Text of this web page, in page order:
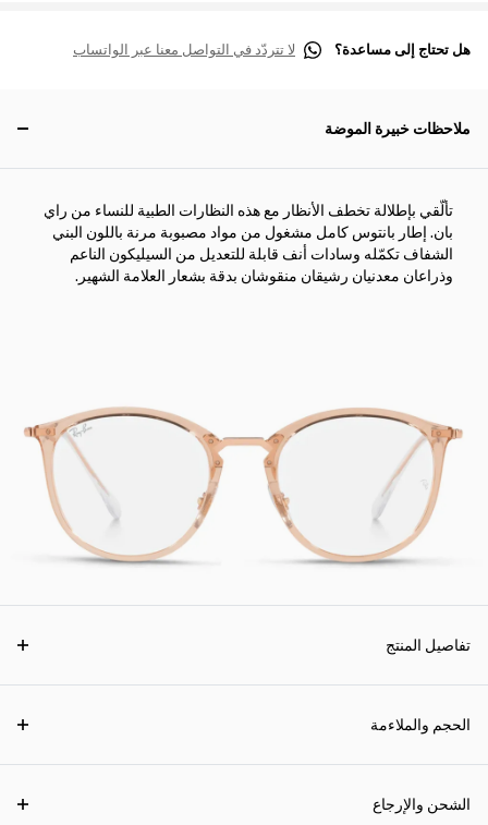
هل تحتاج إلى مساعدة؟ لا تتردّد في التواصل معنا عبر الواتساب
ملاحظات خبيرة الموضة
تألّقي بإطلالة تخطف الأنظار مع هذه النظارات الطبية للنساء من راي
بان. إطار بانتوس كامل مشغول من مواد مصبوبة مرنة باللون البني
الشفاف تكمّله وسادات أنف قابلة للتعديل من السيليكون الناعم
وذراعان معدنيان رشيقان منقوشان بدقة بشعار العلامة الشهير.
تفاصيل المنتج
الحجم والملاءمة
الشحن والإرجاع